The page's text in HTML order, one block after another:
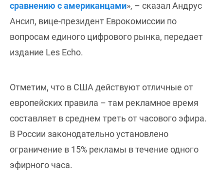
сравнению с американцами», – сказал Андрус
Ансип, вице-президент Еврокомиссии по
вопросам единого цифрового рынка, передает
издание Les Echo.
Отметим, что в США действуют отличные от
европейских правила – там рекламное время
составляет в среднем треть от часового эфира.
В России законодательно установлено
ограничение в 15% рекламы в течение одного
эфирного часа.